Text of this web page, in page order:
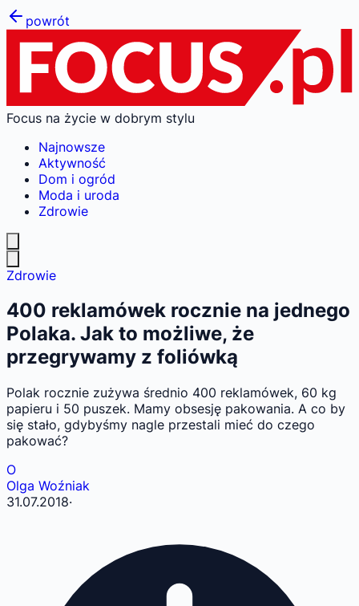
powrót
Focus na życie w dobrym stylu
Najnowsze
Aktywność
Dom i ogród
Moda i uroda
Zdrowie
Zdrowie
400 reklamówek rocznie na jednego
Polaka. Jak to możliwe, że
przegrywamy z foliówką
Polak rocznie zużywa średnio 400 reklamówek, 60 kg
papieru i 50 puszek. Mamy obsesję pakowania. A co by
się stało, gdybyśmy nagle przestali mieć do czego
pakować?
O
Olga Woźniak
31.07.2018·